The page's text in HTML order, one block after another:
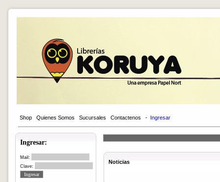
Shop Quienes Somos Sucursales Contactenos - Ingresar
Ingresar:
Mail:
Clave:
Noticias